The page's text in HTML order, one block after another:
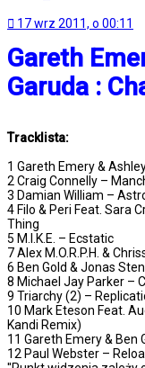
17 wrz 2011, o 00:11
Gareth
Garuda :
Tracklista:
1 Gareth Emery &
2 Craig Connelly –
3 Damian William –
4 Filo & Peri Feat. Sara
Thing
5 M.I.K.E. – Ecstatic
7 Alex M.O.R.P.H. &
6 Ben Gold & Jonas
8 Michael Jay Parker –
9 Triarchy (2) –
10 Mark Eteson Feat.
Kandi Remix)
11 Gareth Emery & Ben
12 Paul Webster –